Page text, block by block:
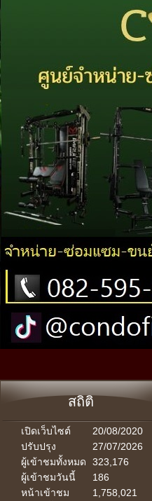
สถิติ
เปิดเว็บไซต์
20/08/2020
ปรับปรุง
27/07/2026
ผู้เข้าชมทั้งหมด
323,176
ผู้เข้าชมวันนี้
186
หน้าเข้าชม
1,758,021